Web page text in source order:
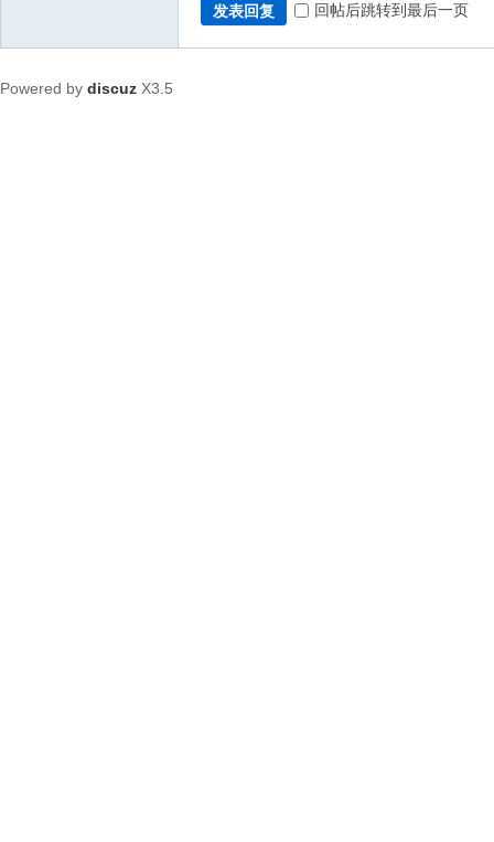
发表回复 回帖后跳转到最后一页
Powered by discuz X3.5